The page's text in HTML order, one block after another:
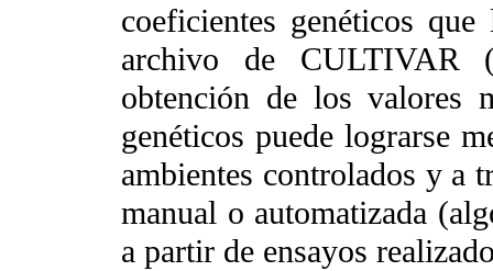
coeficientes genéticos
archivo de
obtención de los valores
genéticos puede lograrse
ambientes controlados y a
manual o automatizada
a partir de ensayos